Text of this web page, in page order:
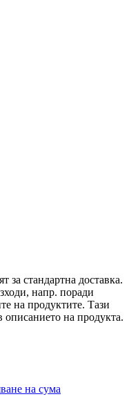
за стандартна доставка.
напр. поради
на продуктите. Тази
на продукта.
на сума